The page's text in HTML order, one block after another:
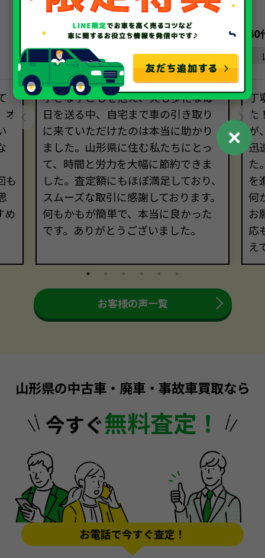
も
め
30代・女性
山形県
小さな子どもを抱え、夫も多忙な毎
日を送る中、自宅まで車の引き取り
に来ていただけたのは本当に助かり
ました。山形県に住む私たちにとっ
て、時間と労力を大幅に節約できま
した。査定額にもほぼ満足しており、
スムーズな取引に感謝しております。
何もかもが簡単で、本当に良かった
です。ありがとうございました。
丁
た
が
迅
た
を
何
お
応
え
お客様の声一覧
山形県の中古車・廃車・事故車買取なら
今すぐ無料査定！
お電話で今すぐ査定！
✕